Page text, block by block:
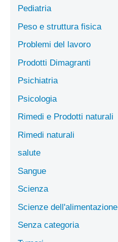
Pediatria
Peso e struttura fisica
Problemi del lavoro
Prodotti Dimagranti
Psichiatria
Psicologia
Rimedi e Prodotti naturali
Rimedi naturali
salute
Sangue
Scienza
Scienze dell'alimentazione
Senza categoria